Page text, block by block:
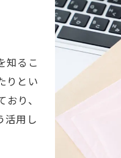
知るこ
りとい
り、
活用し